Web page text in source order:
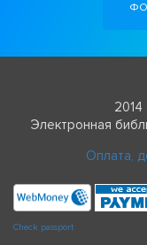
Электронная
Оплата,
Check passport